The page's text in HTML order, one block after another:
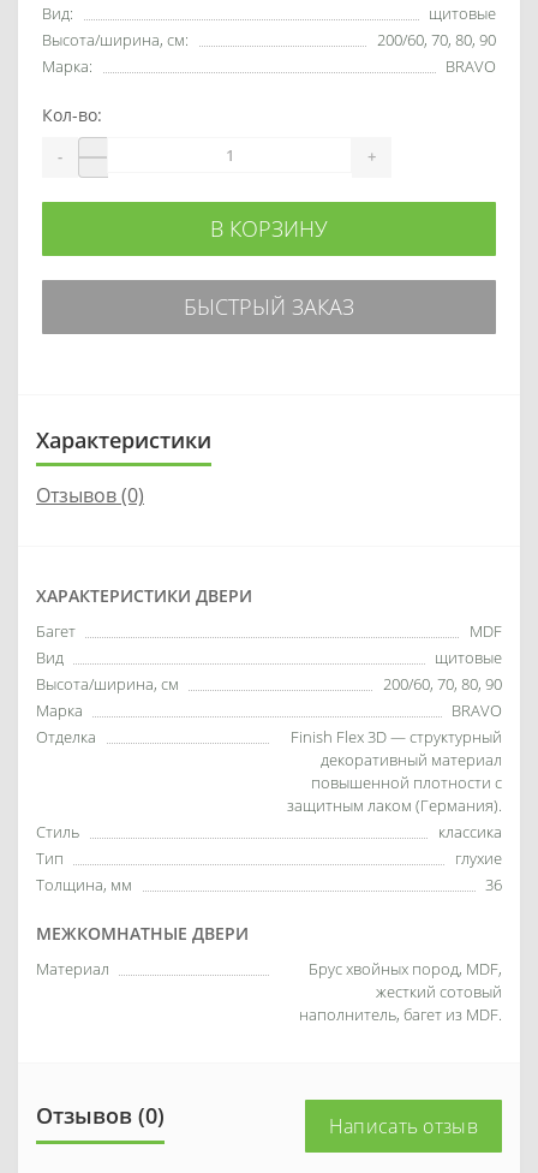
Вид:
щитовые
Высота/ширина, см:
200/60, 70, 80, 90
Марка:
BRAVO
Кол-во:
- +
В КОРЗИНУ
БЫСТРЫЙ ЗАКАЗ
Характеристики
Отзывов (0)
ХАРАКТЕРИСТИКИ ДВЕРИ
Багет
MDF
Вид
щитовые
Высота/ширина, см
200/60, 70, 80, 90
Марка
BRAVO
Отделка
Finish Flex 3D — структурный
декоративный материал
повышенной плотности с
защитным лаком (Германия).
Стиль
классика
Тип
глухие
Толщина, мм
36
МЕЖКОМНАТНЫЕ ДВЕРИ
Материал
Брус хвойных пород, MDF,
жесткий сотовый
наполнитель, багет из MDF.
Отзывов (0) Написать отзыв